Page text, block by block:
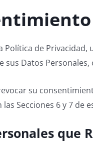
Política de
sus Datos Personales,
su
Secciones 6 y 7 de
que